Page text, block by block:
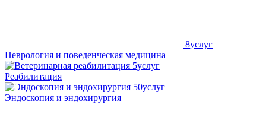
8услуг
Неврология и поведенческая медицина
5услуг
Реабилитация
50услуг
Эндоскопия и эндохирургия